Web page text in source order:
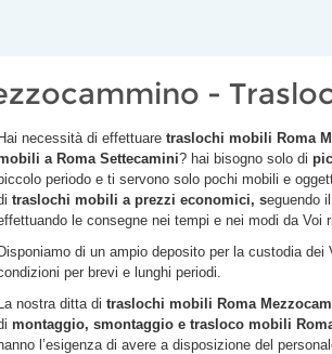
-
Hai necessità di effettuare traslochi mobili Roma
a Roma Settecamini? hai bisogno solo di
periodo e ti servono solo pochi mobili e
traslochi mobili a prezzi economici, seguendo
le consegne nei tempi e nei modi da Voi
Disponiamo di un ampio deposito per la custodia
per brevi e lunghi periodi.
La nostra ditta di traslochi mobili Roma
montaggio, smontaggio e trasloco mobili
hanno l’esigenza di avere a disposizione del